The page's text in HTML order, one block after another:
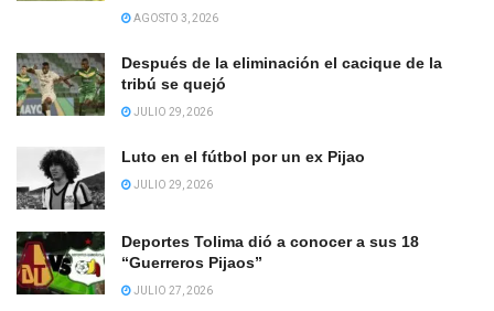
AGOSTO 3, 2026
Después de la eliminación el cacique de la
tribú se quejó
JULIO 29, 2026
Luto en el fútbol por un ex Pijao
JULIO 29, 2026
Deportes Tolima dió a conocer a sus 18
“Guerreros Pijaos”
JULIO 27, 2026